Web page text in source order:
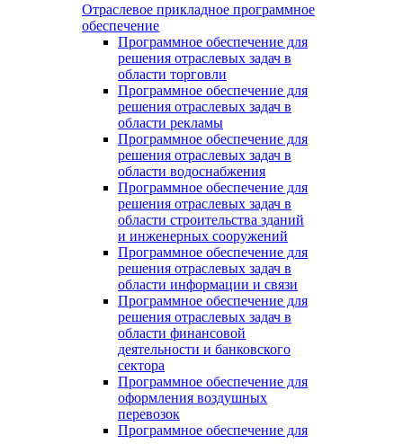
Отраслевое прикладное программное
обеспечение
Программное обеспечение для
решения отраслевых задач в
области торговли
Программное обеспечение для
решения отраслевых задач в
области рекламы
Программное обеспечение для
решения отраслевых задач в
области водоснабжения
Программное обеспечение для
решения отраслевых задач в
области строительства зданий
и инженерных сооружений
Программное обеспечение для
решения отраслевых задач в
области информации и связи
Программное обеспечение для
решения отраслевых задач в
области финансовой
деятельности и банковского
сектора
Программное обеспечение для
оформления воздушных
перевозок
Программное обеспечение для